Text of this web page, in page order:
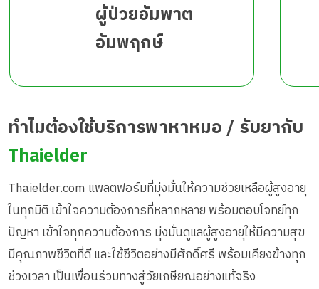
ผู้ป่วยอัมพาต
อัมพฤกษ์
ทำไมต้องใช้บริการพาหาหมอ / รับยากับ
Thaielder
Thaielder.com แพลตฟอร์มที่มุ่งมั่นให้ความช่วยเหลือผู้สูงอายุ
ในทุกมิติ เข้าใจความต้องการที่หลากหลาย พร้อมตอบโจทย์ทุก
ปัญหา เข้าใจทุกความต้องการ มุ่งมั่นดูแลผู้สูงอายุให้มีความสุข
มีคุณภาพชีวิตที่ดี และใช้ชีวิตอย่างมีศักดิ์ศรี พร้อมเคียงข้างทุก
ช่วงเวลา เป็นเพื่อนร่วมทางสู่วัยเกษียณอย่างแท้จริง